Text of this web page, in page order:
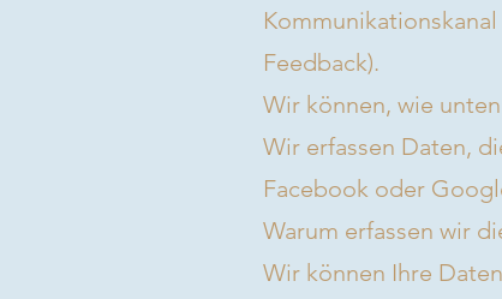
Feedback).
Wir können, wie
Wir erfassen Daten,
Facebook oder
Warum erfassen wir
Wir können Ihre